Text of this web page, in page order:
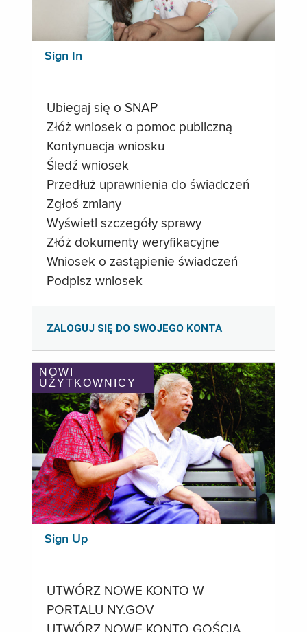
Sign In
Ubiegaj się o SNAP
Złóż wniosek o pomoc publiczną
Kontynuacja wniosku
Śledź wniosek
Przedłuż uprawnienia do świadczeń
Zgłoś zmiany
Wyświetl szczegóły sprawy
Złóż dokumenty weryfikacyjne
Wniosek o zastąpienie świadczeń
Podpisz wniosek
ZALOGUJ SIĘ DO SWOJEGO KONTA
NOWI
UŻYTKOWNICY
Sign Up
UTWÓRZ NOWE KONTO W
PORTALU NY.GOV